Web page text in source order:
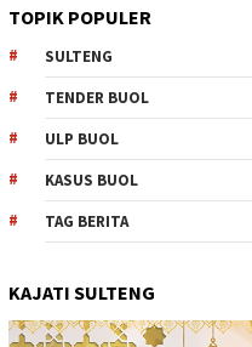
TOPIK POPULER
SULTENG
TENDER BUOL
ULP BUOL
KASUS BUOL
TAG BERITA
KAJATI SULTENG